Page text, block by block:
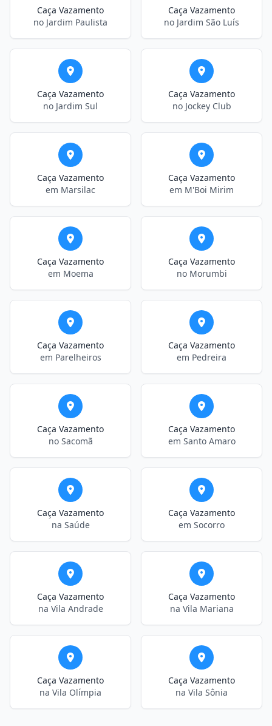
Caça Vazamento
no Jardim Paulista
Caça Vazamento
no Jardim São Luís
Caça Vazamento
no Jardim Sul
Caça Vazamento
no Jockey Club
Caça Vazamento
em Marsilac
Caça Vazamento
em M'Boi Mirim
Caça Vazamento
em Moema
Caça Vazamento
no Morumbi
Caça Vazamento
em Parelheiros
Caça Vazamento
em Pedreira
Caça Vazamento
no Sacomã
Caça Vazamento
em Santo Amaro
Caça Vazamento
na Saúde
Caça Vazamento
em Socorro
Caça Vazamento
na Vila Andrade
Caça Vazamento
na Vila Mariana
Caça Vazamento
na Vila Olímpia
Caça Vazamento
na Vila Sônia